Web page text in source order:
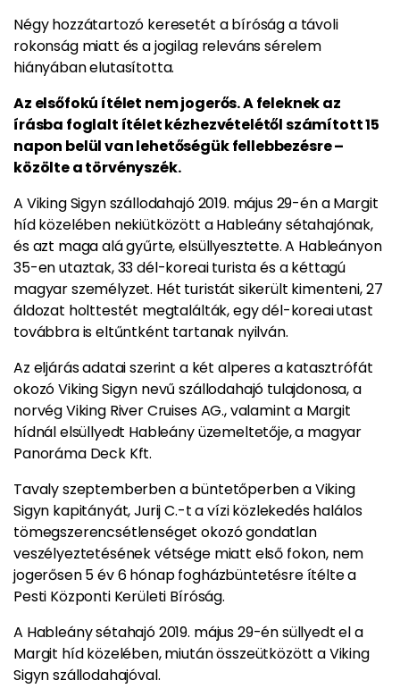
Négy hozzátartozó keresetét a bíróság a távoli
rokonság miatt és a jogilag releváns sérelem
hiányában elutasította.
Az elsőfokú ítélet nem jogerős. A feleknek az
írásba foglalt ítélet kézhezvételétől számított 15
napon belül van lehetőségük fellebbezésre –
közölte a törvényszék.
A Viking Sigyn szállodahajó 2019. május 29-én a Margit
híd közelében nekiütközött a Hableány sétahajónak,
és azt maga alá gyűrte, elsüllyesztette. A Hableányon
35-en utaztak, 33 dél-koreai turista és a kéttagú
magyar személyzet. Hét turistát sikerült kimenteni, 27
áldozat holttestét megtalálták, egy dél-koreai utast
továbbra is eltűntként tartanak nyilván.
Az eljárás adatai szerint a két alperes a katasztrófát
okozó Viking Sigyn nevű szállodahajó tulajdonosa, a
norvég Viking River Cruises AG., valamint a Margit
hídnál elsüllyedt Hableány üzemeltetője, a magyar
Panoráma Deck Kft.
Tavaly szeptemberben a büntetőperben a Viking
Sigyn kapitányát, Jurij C.-t a vízi közlekedés halálos
tömegszerencsétlenséget okozó gondatlan
veszélyeztetésének vétsége miatt első fokon, nem
jogerősen 5 év 6 hónap fogházbüntetésre ítélte a
Pesti Központi Kerületi Bíróság.
A Hableány sétahajó 2019. május 29-én süllyedt el a
Margit híd közelében, miután összeütközött a Viking
Sigyn szállodahajóval.